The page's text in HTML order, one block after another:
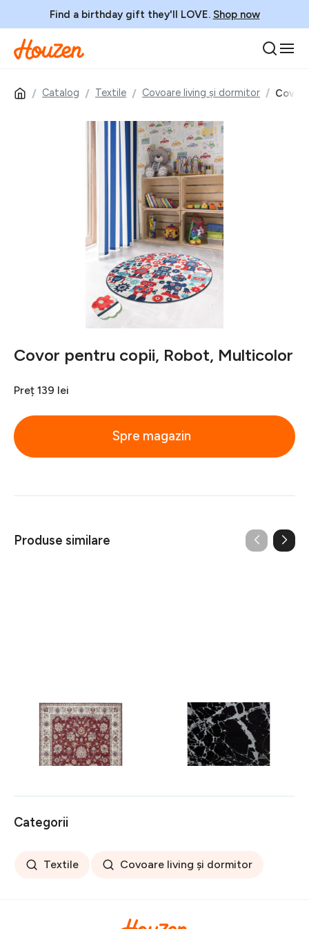
Find a birthday gift they'll LOVE. Shop now
Catalog Textile Covoare living și dormitor Covor
Covor pentru copii, Robot, Multicolor
Preț 139 lei
Spre magazin
Produse similare
Covor rezistent Eko, ALT
05 - Red, Ivory, 100%
poliester, 80 x 150 cm
256 lei
Covor rezistent SM 21 -
Black, Silver XW, 80x300
441 lei
Categorii
Textile Covoare living și dormitor